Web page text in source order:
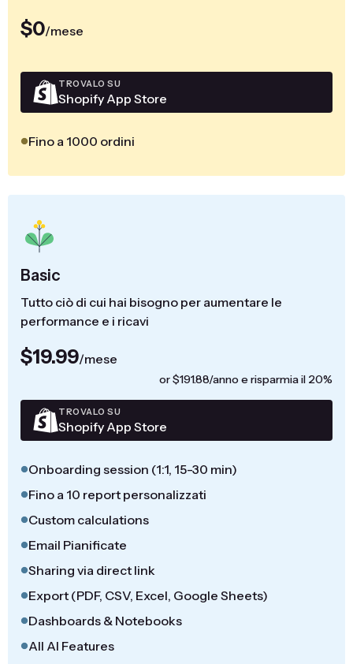
$0/mese
TROVALO SU
Shopify App Store
Fino a 1000 ordini
Basic
Tutto ciò di cui hai bisogno per aumentare le
performance e i ricavi
$19.99/mese
or $191.88/anno e risparmia il 20%
TROVALO SU
Shopify App Store
Onboarding session (1:1, 15-30 min)
Fino a 10 report personalizzati
Custom calculations
Email Pianificate
Sharing via direct link
Export (PDF, CSV, Excel, Google Sheets)
Dashboards & Notebooks
All AI Features